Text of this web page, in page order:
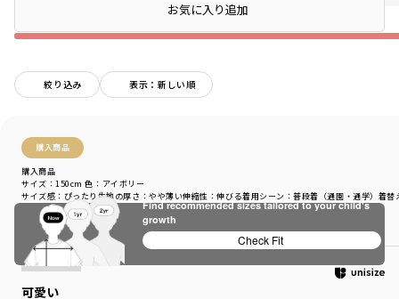
絞り込み 表示：新しい順
購入商品
購入商品
サイズ感 ：ぴったり 生地の厚さ ：やや薄い伸縮性 ：伸びる着用シーン ：普段着（通園・通学） 着替
サイズ：150cm 色：アイボリー
商品をチェックする＞
可愛い
お気に入り追加
Find recommended sizes tailored to your child's
growth
Check Fit